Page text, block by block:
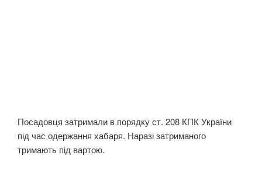
Посадовця затримали в порядку ст. 208 КПК України
під час одержання хабаря. Наразі затриманого
тримають під вартою.